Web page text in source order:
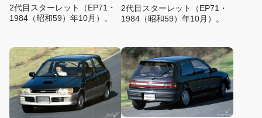
2代目スターレット（EP71・
1984（昭和59）年10月）。
2代目スターレット（EP71・
1984（昭和59）年10月）。